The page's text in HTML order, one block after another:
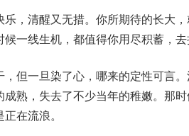
清醒又无措。你所期待的长大，
一线生机，都值得你用尽积蓄，去
一旦染了心，哪来的定性可言。
熟，失去了不少当年的稚嫩。那
在流浪。